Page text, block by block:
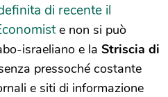
di recente il
e non si può
israeliano e la Striscia di
pressoché costante
e siti di informazione